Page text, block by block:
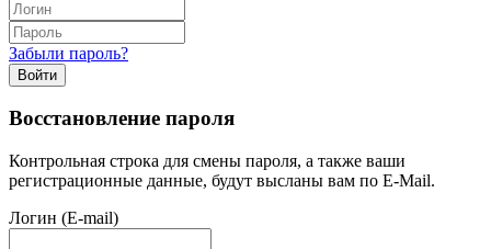
Забыли пароль?
Войти
Восстановление пароля
Контрольная строка для смены пароля, а также ваши
регистрационные данные, будут высланы вам по E-Mail.
Логин (E-mail)